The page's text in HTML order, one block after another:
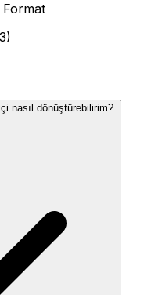
nasıl dönüştürebilirim?